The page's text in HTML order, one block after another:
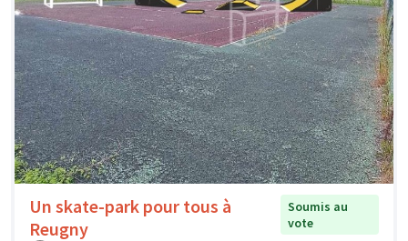
Un skate-park pour tous à
Reugny
Soumis au
vote